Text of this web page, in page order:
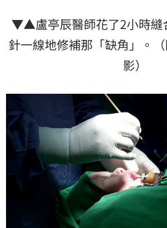
▼▲盧亭辰醫師花了2小時縫
針一線地修補那「缺角」。
影）